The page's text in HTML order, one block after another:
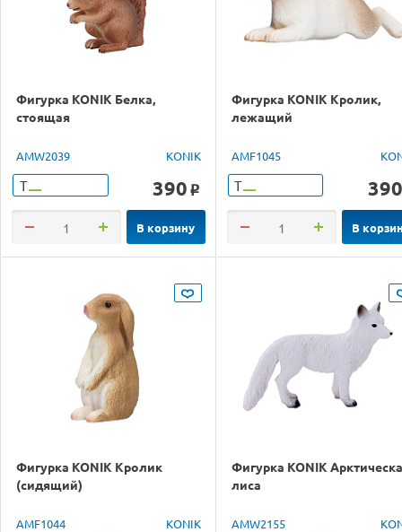
Фигурка KONIK Белка,
стоящая
AMW2039 KONIK
Т 390 o
В корзину
Фигурка KONIK Кролик,
лежащий
AMF1045
Т 390
В
Фигурка KONIK Кролик
(сидящий)
AMF1044 KONIK
Фигурка KONIK
лиса
AMW2155